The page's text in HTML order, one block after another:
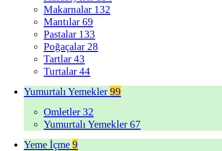
Makarnalar 132
Mantılar 69
Pastalar 133
Poğaçalar 28
Tartlar 43
Turtalar 44
Yumurtalı Yemekler 99
Omletler 32
Yumurtalı Yemekler 67
Yeme İçme 9